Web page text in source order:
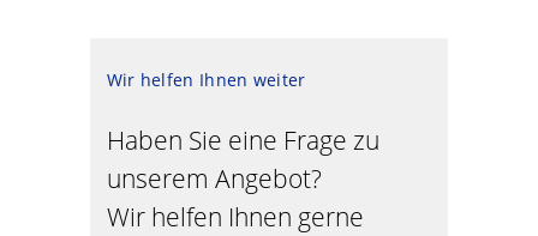
Wir helfen Ihnen weiter
Haben Sie eine Frage zu
unserem Angebot?
Wir helfen Ihnen gerne